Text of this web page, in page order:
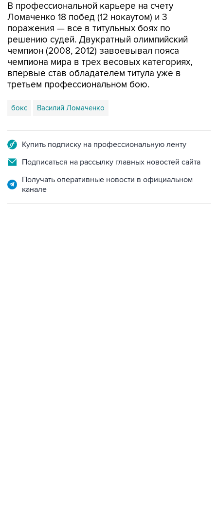
В профессиональной карьере на счету
Ломаченко 18 побед (12 нокаутом) и 3
поражения — все в титульных боях по
решению судей. Двукратный олимпийский
чемпион (2008, 2012) завоевывал пояса
чемпиона мира в трех весовых категориях,
впервые став обладателем титула уже в
третьем профессиональном бою.
бокс Василий Ломаченко
Купить подписку на профессиональную ленту
Подписаться на рассылку главных новостей сайта
Получать оперативные новости в официальном
канале